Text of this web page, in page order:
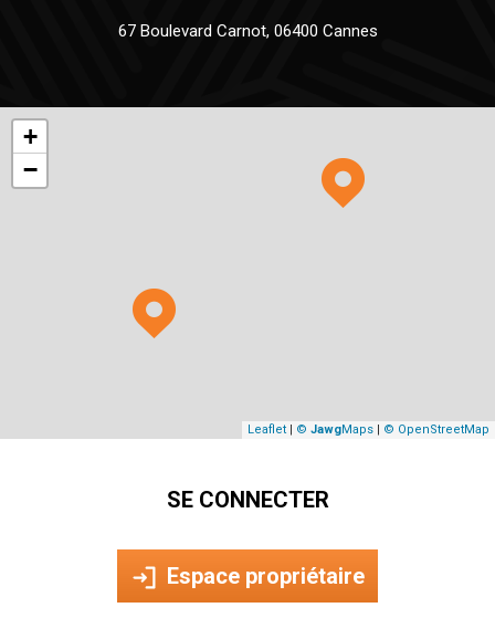
67 Boulevard Carnot, 06400 Cannes
+
−
Leaflet | © JawgMaps | © OpenStreetMap
SE CONNECTER
Espace propriétaire